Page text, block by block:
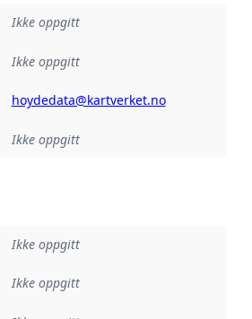
Ikke oppgitt
Ikke oppgitt
hoydedata@kartverket.no
Ikke oppgitt
Ikke oppgitt
:
Ikke oppgitt